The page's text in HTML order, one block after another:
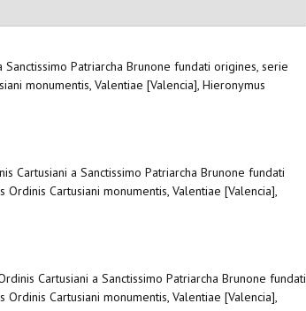
Patriarcha Brunone fundati origines, serie
monumentis, Valentiae [Valencia], Hieronymus
Cartusiani a Sanctissimo Patriarcha Brunone fundati
Cartusiani monumentis, Valentiae [Valencia],
Cartusiani a Sanctissimo Patriarcha Brunone fundati
Cartusiani monumentis, Valentiae [Valencia],